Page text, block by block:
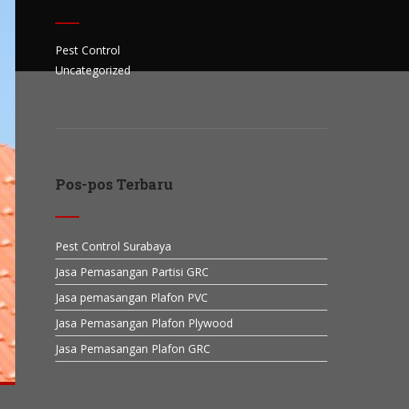
Pest Control
Uncategorized
Pos-pos Terbaru
Pest Control Surabaya
Jasa Pemasangan Partisi GRC
Jasa pemasangan Plafon PVC
Jasa Pemasangan Plafon Plywood
Jasa Pemasangan Plafon GRC